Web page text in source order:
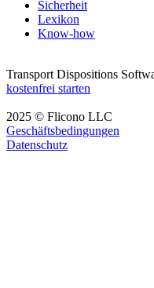
Sicherheit
Lexikon
Know-how
Transport Dispositions
kostenfrei starten
2025 © Flicono LLC
Geschäftsbedingungen
Datenschutz